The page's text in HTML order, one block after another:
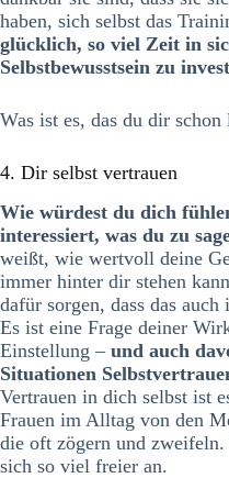
haben, sich selbst das
glücklich, so viel Zeit in
Selbstbewusstsein zu
Was ist es, das du dir
4. Dir selbst vertrauen
Wie würdest du dich
interessiert, was du zu
weißt, wie wertvoll deine
immer hinter dir stehen
dafür sorgen, dass das
Es ist eine Frage deiner
Einstellung – und auch
Situationen
Vertrauen in dich selbst ist
Frauen im Alltag von den
die oft zögern und
sich so viel freier an.